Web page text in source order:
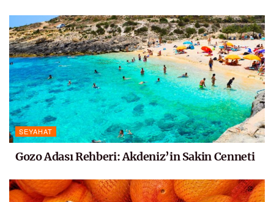
SEYAHAT
Gozo Adası Rehberi: Akdeniz’in Sakin Cenneti